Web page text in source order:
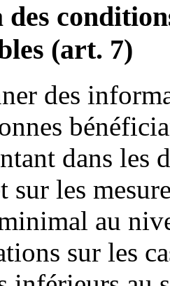
(art. 7)
des
dans les
sur les
au
sur les